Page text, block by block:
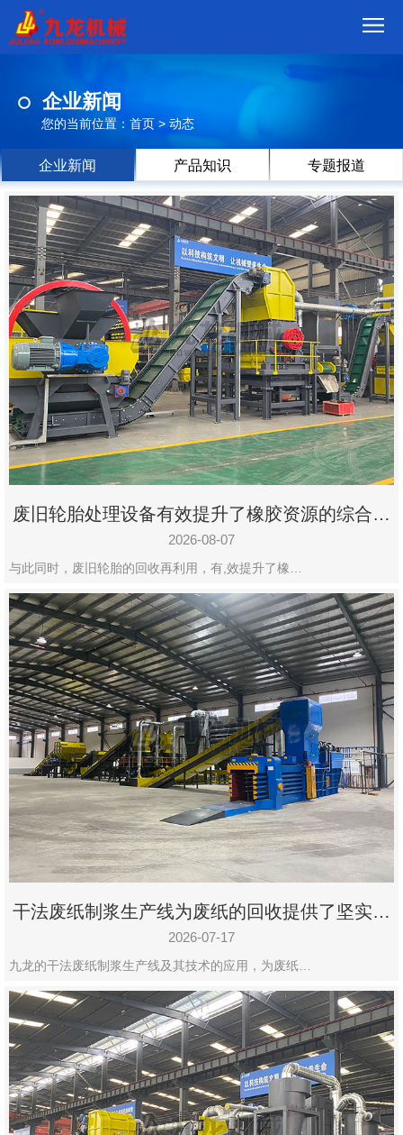
品
视
频
现
场
方
案
动
态
联
系
郑
州
市
九
设
有
限
公
司
豫
ICP
备
19020390
号-1
企业新闻
您的当前位置： 首页 > 动态
企业新闻 产品知识 专题报道
废旧轮胎处理设备有效提升了橡胶资源的综合利
用率
2026-08-07
与此同时，废旧轮胎的回收再利用，有,效提升了橡…
干法废纸制浆生产线为废纸的回收提供了坚实的
保障
2026-07-17
九龙的干法废纸制浆生产线及其技术的应用，为废纸…